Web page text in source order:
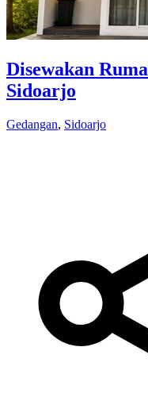
Disewakan
Sidoarjo
Gedangan, Sidoarjo